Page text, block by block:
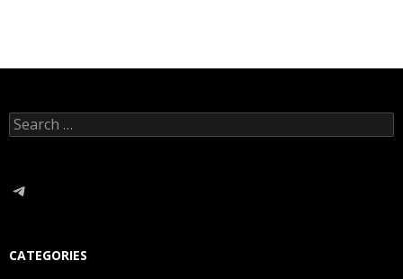
Search
for:
Telegram
CATEGORIES